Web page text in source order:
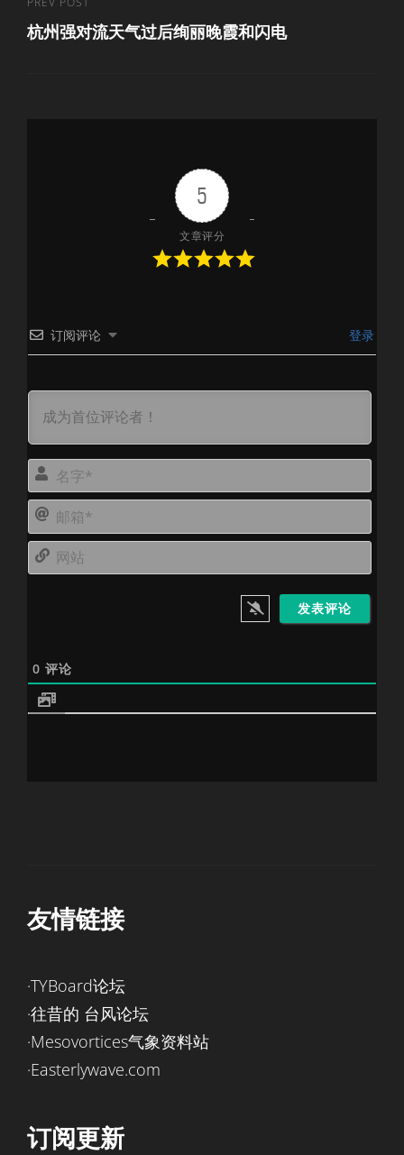
航
Previous
Post
杭州强对流天气过后绚丽晚霞和闪电
5
文章评分
订阅评论 登录
字
箱
站
0 评论
友情链接
·TYBoard论坛
·往昔的 台风论坛
·Mesovortices气象资料站
·Easterlywave.com
订阅更新